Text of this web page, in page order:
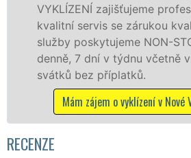
profesionální a
se zárukou kvality. Naše
NON-STOP 24 hodin
týdnu včetně víkendů a
o vyklízení v Nové Vsi nad Nisou
RECENZE